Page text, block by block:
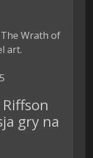
Wrath of
art.
gry na